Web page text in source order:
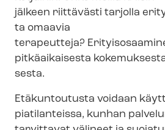
jälkeen riittävästi tarjolla
ta omaavia
terapeutteja?
pitkäaikaisesta
ses­ta.
Etäkuntoutusta voidaan
pia­ti­lan­teis­sa, kunhan